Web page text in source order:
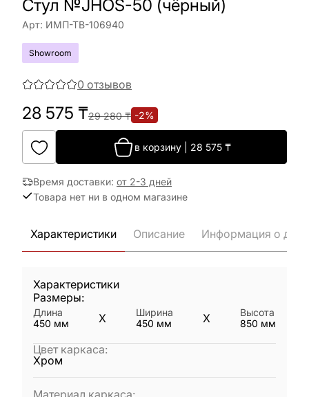
Стул №JHOS-50 (чёрный)
Арт: ИМП-ТВ-106940
Showroom
0 отзывов
28 575 ₸29 280₸ -2%
в корзину| 28 575₸
Время доставки: от 2-3 дней
Товара нет ни в одном магазине
Характеристики Описание Информация о
Характеристики
Размеры:
Длина
450 мм X
Ширина
450 мм X
Высота
850 мм
Цвет каркаса:
Хром
Материал каркаса: